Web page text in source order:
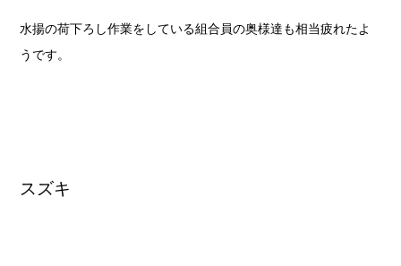
水揚の荷下ろし作業をしている組合員の奥様達も相当疲れたよ
うです。
スズキ